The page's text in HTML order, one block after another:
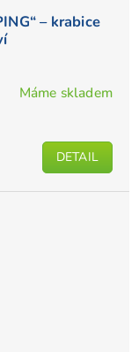
– krabice
Máme skladem
DETAIL